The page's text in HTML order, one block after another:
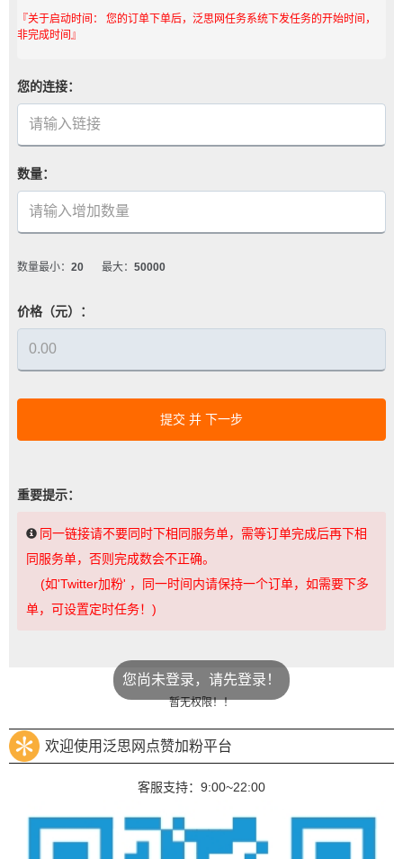
『关于启动时间： 您的订单下单后，泛思网任务系统下发任务的开始时间，
非完成时间』
您的连接：
数量：
数量最小： 20 最大： 50000
价格（元）：
提交 并 下一步
重要提示：
同一链接请不要同时下相同服务单，需等订单完成后再下相
同服务单，否则完成数会不正确。
(如'Twitter加粉' ，同一时间内请保持一个订单，如需要下多
单，可设置定时任务！)
暂无权限！！
欢迎使用泛思网点赞加粉平台
客服支持：9:00~22:00
您尚未登录，请先登录！